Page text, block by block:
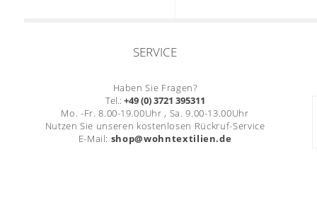
SERVICE
Haben Sie Fragen?
Tel.: +49 (0) 3721 395311
Mo. -Fr. 8.00-19.00Uhr , Sa. 9.00-13.00Uhr
Nutzen Sie unseren kostenlosen Rückruf-Service
E-Mail: shop@wohntextilien.de